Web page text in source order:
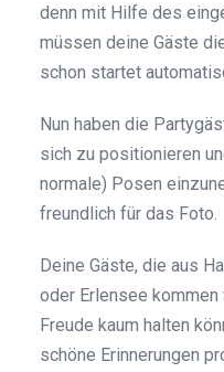
denn mit Hilfe des
müssen deine Gäste
schon startet
Nun haben die
sich zu positionieren
normale) Posen
freundlich für das Foto.
Deine Gäste, die aus
oder Erlensee
Freude kaum halten
schöne Erinnerungen